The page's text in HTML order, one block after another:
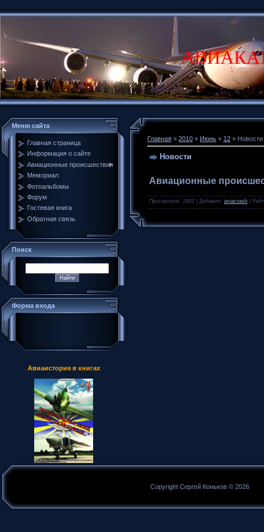
Меню сайта
Главная страница
Информация о сайте
Авиационные происшествия
Мемориал
Фотоальбомы
Форум
Гостевая книга
Обратная связь
Поиск
Форма входа
Авиаистория в книгах
Главная » 2010 » Июнь » 12 » Новости
Новости
Авиационные
Просмотров: 2982 | Добавил: aviacrash
Copyright Сергей Коньков © 2026